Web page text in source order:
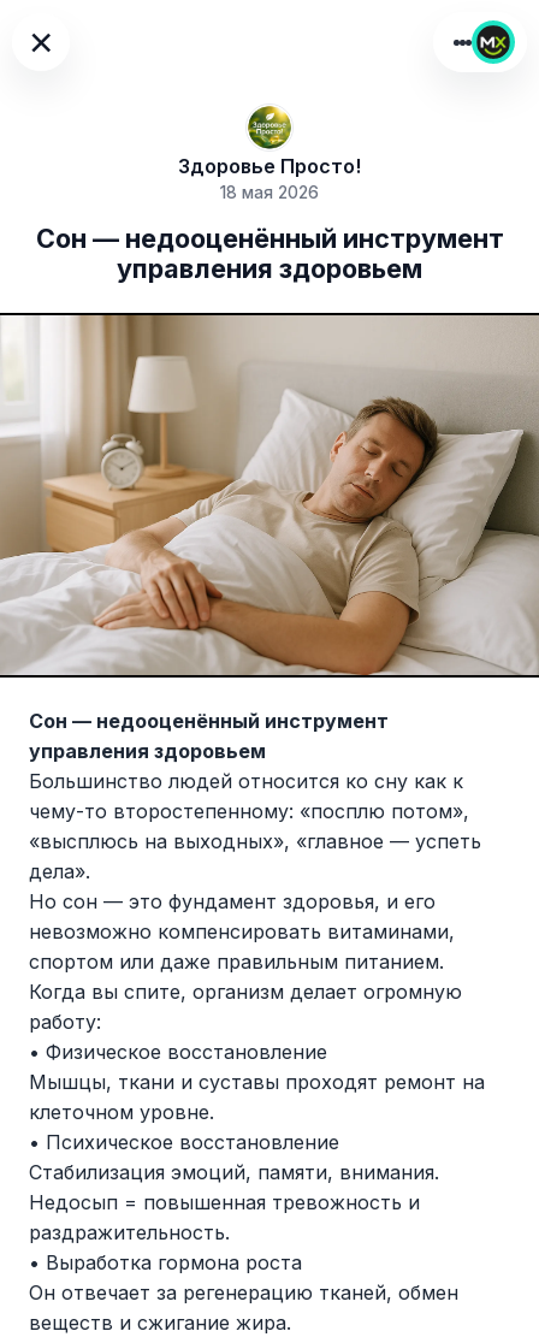
×
Здоровье Просто!
18 мая 2026
Сон — недооценённый инструмент
управления здоровьем
Сон — недооценённый инструмент
управления здоровьем
Большинство людей относится ко сну как к
чему-то второстепенному: «посплю потом»,
«высплюсь на выходных», «главное — успеть
дела».
Но сон — это фундамент здоровья, и его
невозможно компенсировать витаминами,
спортом или даже правильным питанием.
Когда вы спите, организм делает огромную
работу:
• Физическое восстановление
Мышцы, ткани и суставы проходят ремонт на
клеточном уровне.
• Психическое восстановление
Стабилизация эмоций, памяти, внимания.
Недосып = повышенная тревожность и
раздражительность.
• Выработка гормона роста
Он отвечает за регенерацию тканей, обмен
веществ и сжигание жира.